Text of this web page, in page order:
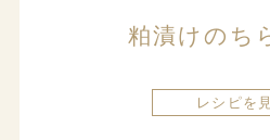
粕漬けのち
レシピを